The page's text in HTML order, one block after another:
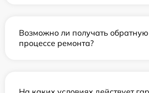
Возможно ли получать обратную
процессе ремонта?